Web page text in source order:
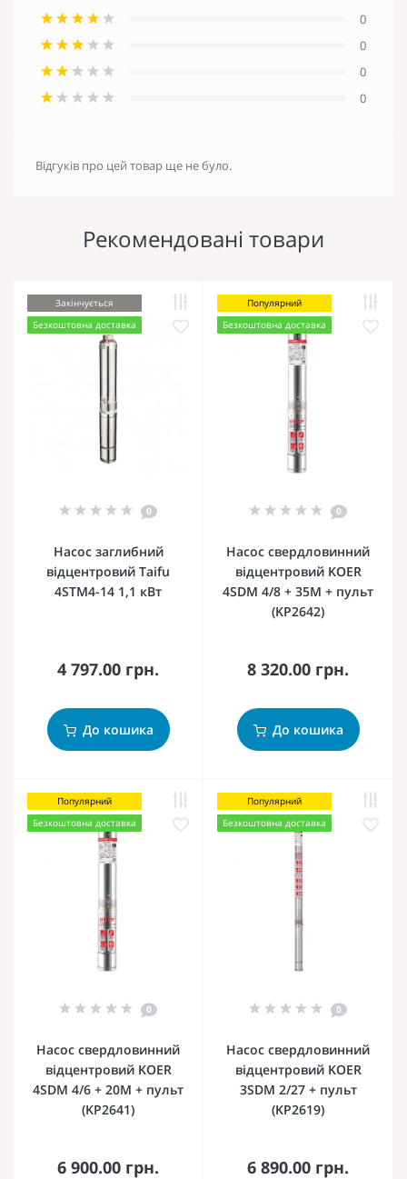
0
0
0
0
Відгуків про цей товар ще не було.
Рекомендовані товари
Закінчується
Безкоштовна доставка
0
Насос заглибний
відцентровий Taifu
4STM4-14 1,1 кВт
4 797.00 грн.
До кошика
Популярний
Безкоштовна доставка
0
Насос свердловинний
відцентровий KOER
4SDM 4/8 + 35M + пульт
(KP2642)
8 320.00 грн.
До кошика
Популярний
Безкоштовна доставка
0
Насос свердловинний
відцентровий KOER
4SDM 4/6 + 20M + пульт
(KP2641)
6 900.00 грн.
Популярний
Безкоштовна доставка
0
Насос свердловинний
відцентровий KOER
3SDM 2/27 + пульт
(KP2619)
6 890.00 грн.